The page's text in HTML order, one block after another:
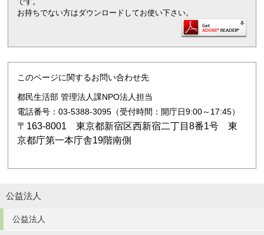
お持ちでない方はダウンロードしてお使い下さい。
このページに関するお問い合わせ先
都民生活部 管理法人課NPO法人担当
電話番号：03-5388-3095（受付時間：開庁日9:00～17:45）
〒163-8001 東京都新宿区西新宿二丁目8番1号 東
京都庁第一本庁舎19階南側
公益法人
公益法人